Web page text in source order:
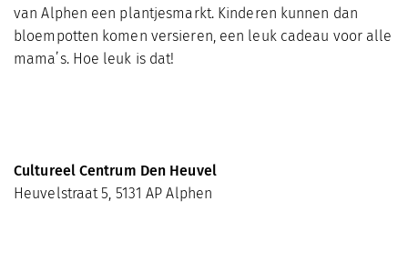
van Alphen een plantjesmarkt. Kinderen kunnen dan
bloempotten komen versieren, een leuk cadeau voor alle
mama’s. Hoe leuk is dat!
Cultureel Centrum Den Heuvel
Heuvelstraat 5, 5131 AP Alphen